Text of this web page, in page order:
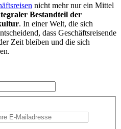
nicht mehr nur ein Mittel
Bestandteil der
. In einer Welt, die sich
dass Geschäftsreisende
Zeit bleiben und die sich